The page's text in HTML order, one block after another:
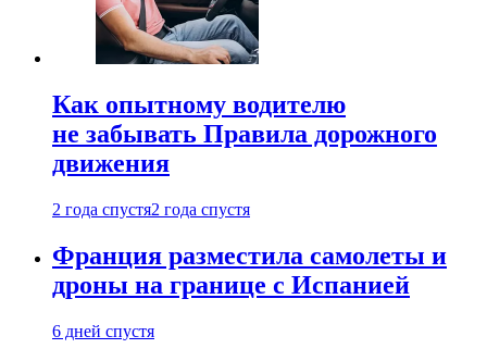
Как опытному водителю
не забывать Правила дорожного
движения
2 года спустя2 года спустя
Франция разместила самолеты и
дроны на границе с Испанией
6 дней спустя